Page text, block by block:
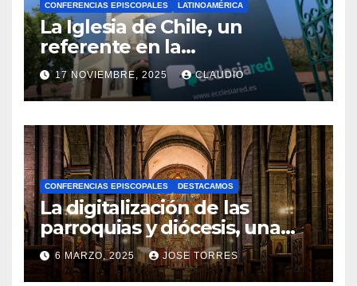
CONFERENCIAS EPISCOPALES LATINOAMÉRICA
La Iglesia de Chile, un
referente en la
transformación digital
gracias a Ecclesiared
17 NOVIEMBRE, 2025 CLAUDIO
N
O
H
A
Y
C
O
M
CONFERENCIAS EPISCOPALES DESTACAMOS
La digitalización de las
parroquias y diócesis, una
realidad ya para el futuro de
la Iglesia
6 MARZO, 2025 JOSE TORRES
N